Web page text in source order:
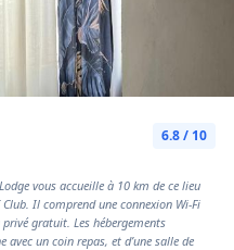
6.8 / 10
vous accueille à 10 km de ce lieu
Il comprend une connexion Wi-Fi
gratuit. Les hébergements
avec un coin repas, et d’une salle de